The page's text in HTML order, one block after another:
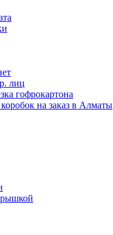
лиц
гофрокартона
на заказ в Алматы